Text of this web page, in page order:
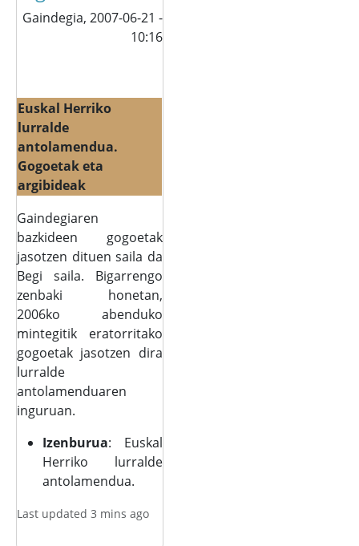
Gaindegia, 2007-06-21 -
10:16
Euskal Herriko
lurralde
antolamendua.
Gogoetak eta
argibideak
Gaindegiaren
bazkideen gogoetak
jasotzen dituen saila da
Begi saila. Bigarrengo
zenbaki honetan,
2006ko abenduko
mintegitik eratorritako
gogoetak jasotzen dira
lurralde
antolamenduaren
inguruan.
Izenburua: Euskal
Herriko lurralde
antolamendua.
Last updated 3 mins ago